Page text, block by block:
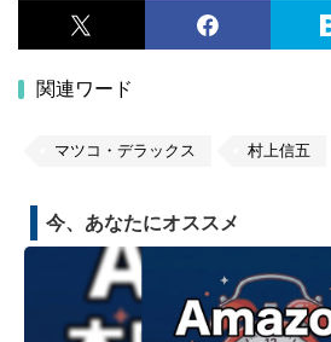
関連ワード
マツコ・デラックス 村上信五
今、あなたにオススメ